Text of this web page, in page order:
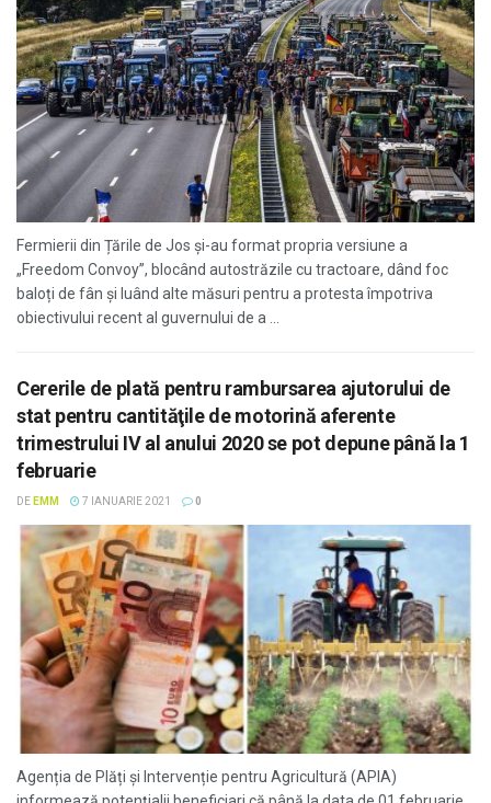
Fermierii din Țările de Jos și-au format propria versiune a
„Freedom Convoy”, blocând autostrăzile cu tractoare, dând foc
baloți de fân și luând alte măsuri pentru a protesta împotriva
obiectivului recent al guvernului de a ...
Cererile de plată pentru rambursarea ajutorului de
stat pentru cantităţile de motorină aferente
trimestrului IV al anului 2020 se pot depune până la 1
februarie
DE EMM 7 IANUARIE 2021 0
Agenția de Plăți și Intervenție pentru Agricultură (APIA)